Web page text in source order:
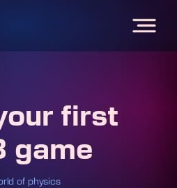
first
game
of physics